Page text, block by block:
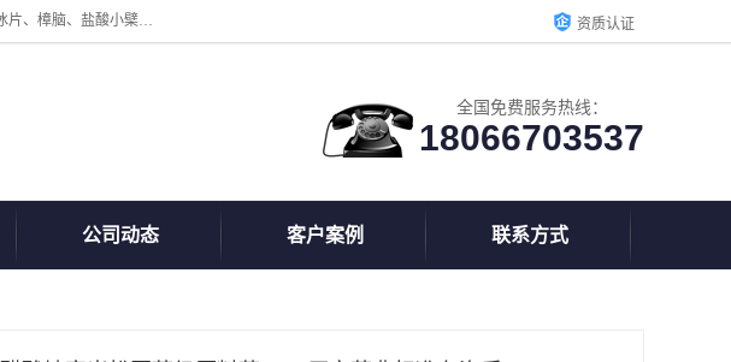
陕西盘龙翊海医药有限公司是一家民营科技型中小企业，公司核心专注医药原料药与药用辅料的批发，主营产品有人工牛黄、冰片、樟脑、盐酸小檗碱、氢氧化铝、枸橼酸喷托维林、甲硝唑、维生素B、维生素C、维生素E、克霉唑、利巴韦林、氯化铵等。 资质认证
全国免费服务热线：
18066703537
公司动态 客户案例 联系方式